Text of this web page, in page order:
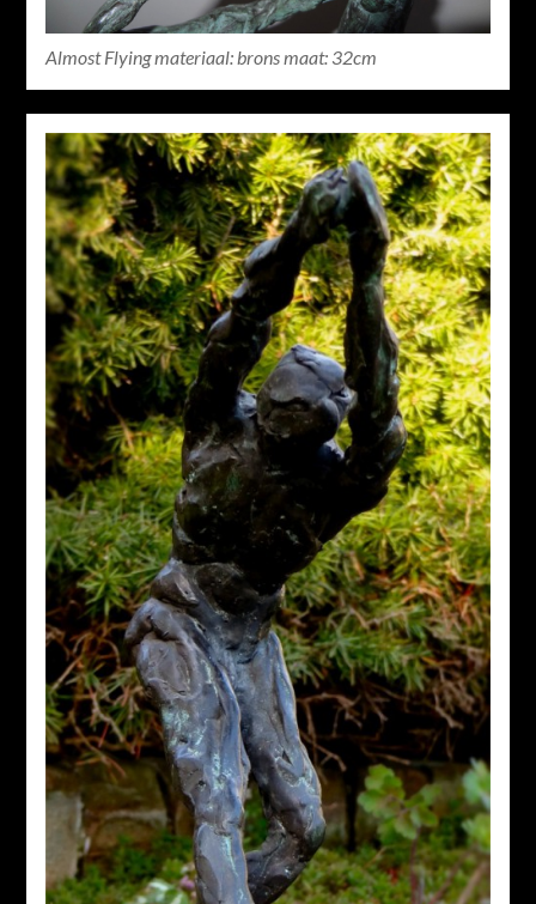
Almost Flying materiaal: brons maat: 32cm